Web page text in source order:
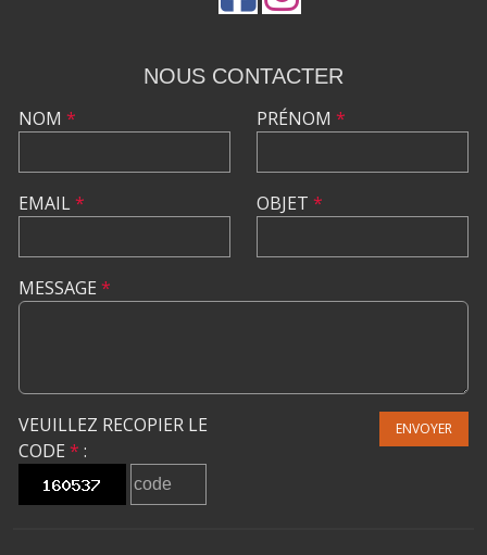
NOUS CONTACTER
NOM *
EMAIL*
PRÉNOM *
OBJET *
MESSAGE *
VEUILLEZ RECOPIER LE
CODE * :
ENVOYER